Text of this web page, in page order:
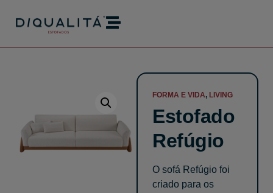
FORMA E VIDA, LIVING
Estofado
Refúgio
O sofá Refúgio foi
criado para os